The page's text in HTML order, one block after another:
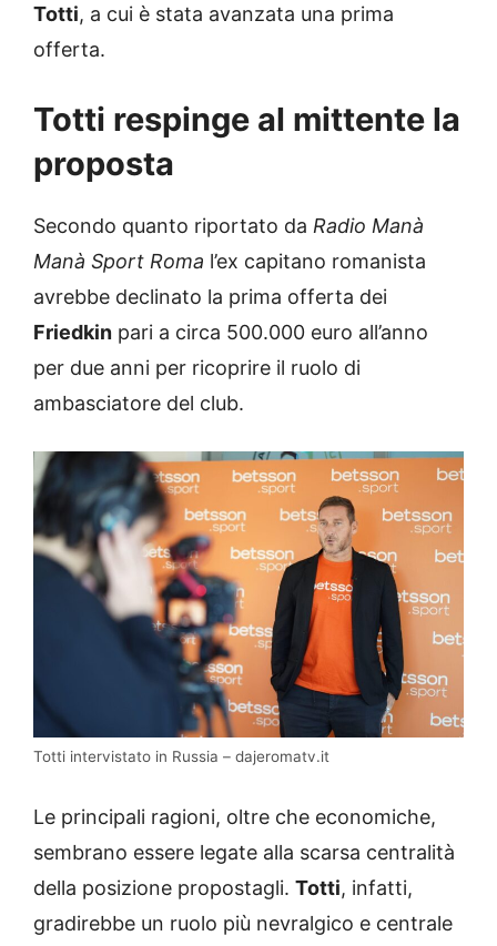
Totti, a cui è stata avanzata una prima
offerta.
Totti respinge al mittente la
proposta
Secondo quanto riportato da Radio Manà
Manà Sport Roma l’ex capitano romanista
avrebbe declinato la prima offerta dei
Friedkin pari a circa 500.000 euro all’anno
per due anni per ricoprire il ruolo di
ambasciatore del club.
Totti intervistato in Russia – dajeromatv.it
Le principali ragioni, oltre che economiche,
sembrano essere legate alla scarsa centralità
della posizione propostagli. Totti, infatti,
gradirebbe un ruolo più nevralgico e centrale